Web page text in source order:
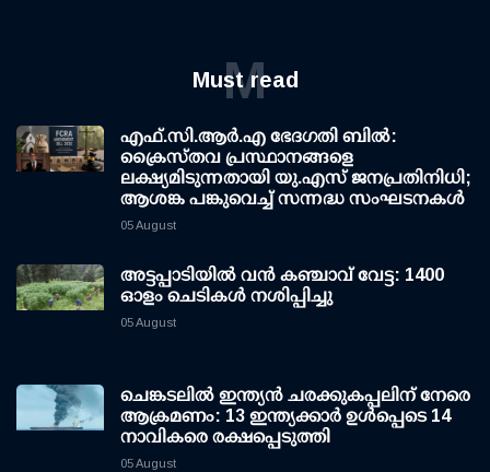
Must read
M
എഫ്.സി.ആര്‍.എ ഭേദഗതി ബില്‍:
ക്രൈസ്തവ പ്രസ്ഥാനങ്ങളെ
ലക്ഷ്യമിടുന്നതായി യു.എസ് ജനപ്രതിനിധി;
ആശങ്ക പങ്കുവെച്ച് സന്നദ്ധ സംഘടനകള്‍
05 August
അട്ടപ്പാടിയില്‍ വന്‍ കഞ്ചാവ് വേട്ട: 1400
ഓളം ചെടികള്‍ നശിപ്പിച്ചു
05 August
ചെങ്കടലില്‍ ഇന്ത്യന്‍ ചരക്കുകപ്പലിന് നേരെ
ആക്രമണം: 13 ഇന്ത്യക്കാര്‍ ഉള്‍പ്പെടെ 14
നാവികരെ രക്ഷപ്പെടുത്തി
05 August